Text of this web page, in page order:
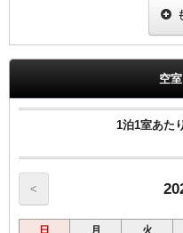
奈良ワシントンホテルプラザ1
夕食17:30～21:00（ラストオー
◆ご夕食◆
【飛鳥鍋とお造り天ぷら御膳】
・【奈良県産】大和肉鶏の飛鳥
空
1泊1室あた
<